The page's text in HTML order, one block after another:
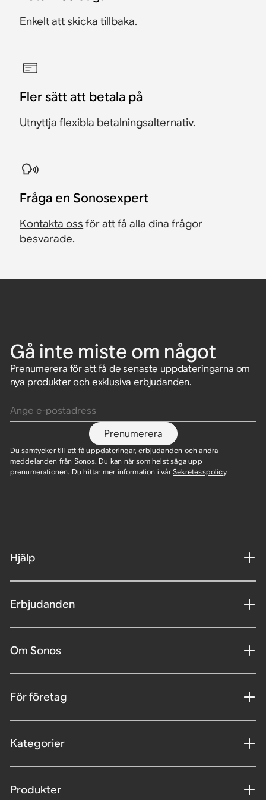
Enkelt att skicka tillbaka.
Fler sätt att betala på
Utnyttja flexibla betalningsalternativ.
Fråga en Sonosexpert
Kontakta oss för att få alla dina frågor
besvarade.
Gå inte miste om något
Prenumerera för att få de senaste uppdateringarna om
nya produkter och exklusiva erbjudanden.
Prenumerera
Du samtycker till att få uppdateringar, erbjudanden och andra
meddelanden från Sonos. Du kan när som helst säga upp
prenumerationen. Du hittar mer information i vår Sekretesspolicy.
Hjälp
Erbjudanden
Om Sonos
För företag
Kategorier
Produkter